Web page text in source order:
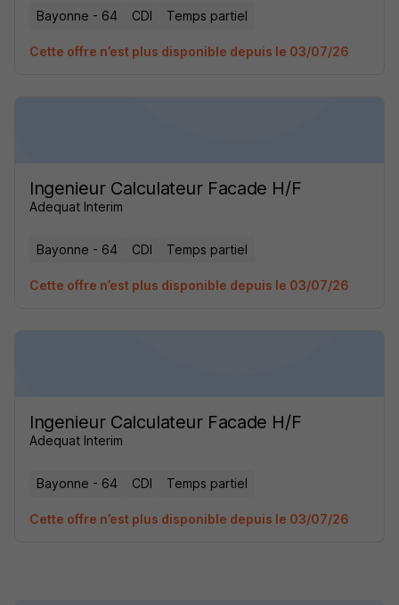
Bayonne - 64 CDI Temps partiel
Cette offre n’est plus disponible depuis le 03/07/26
Ingenieur Calculateur Facade H/F
Adequat Interim
Bayonne - 64 CDI Temps partiel
Cette offre n’est plus disponible depuis le 03/07/26
Ingenieur Calculateur Facade H/F
Adequat Interim
Bayonne - 64 CDI Temps partiel
Cette offre n’est plus disponible depuis le 03/07/26